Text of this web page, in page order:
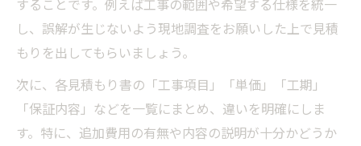
することです。例えば工事の範囲や希望する仕様を統一
し、誤解が生じないよう現地調査をお願いした上で見積
もりを出してもらいましょう。
次に、各見積もり書の「工事項目」「単価」「工期」
「保証内容」などを一覧にまとめ、違いを明確にしま
す。特に、追加費用の有無や内容の説明が十分かどうか